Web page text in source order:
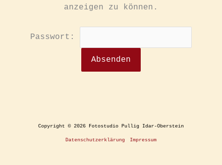
anzeigen zu können.
Passwort:
Copyright © 2026 Fotostudio Pullig Idar-Oberstein
Datenschutzerklärung Impressum